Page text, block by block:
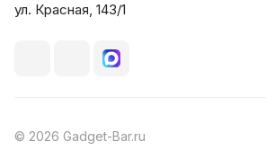
ул. Красная, 143/1
© 2026 Gadget-Bar.ru